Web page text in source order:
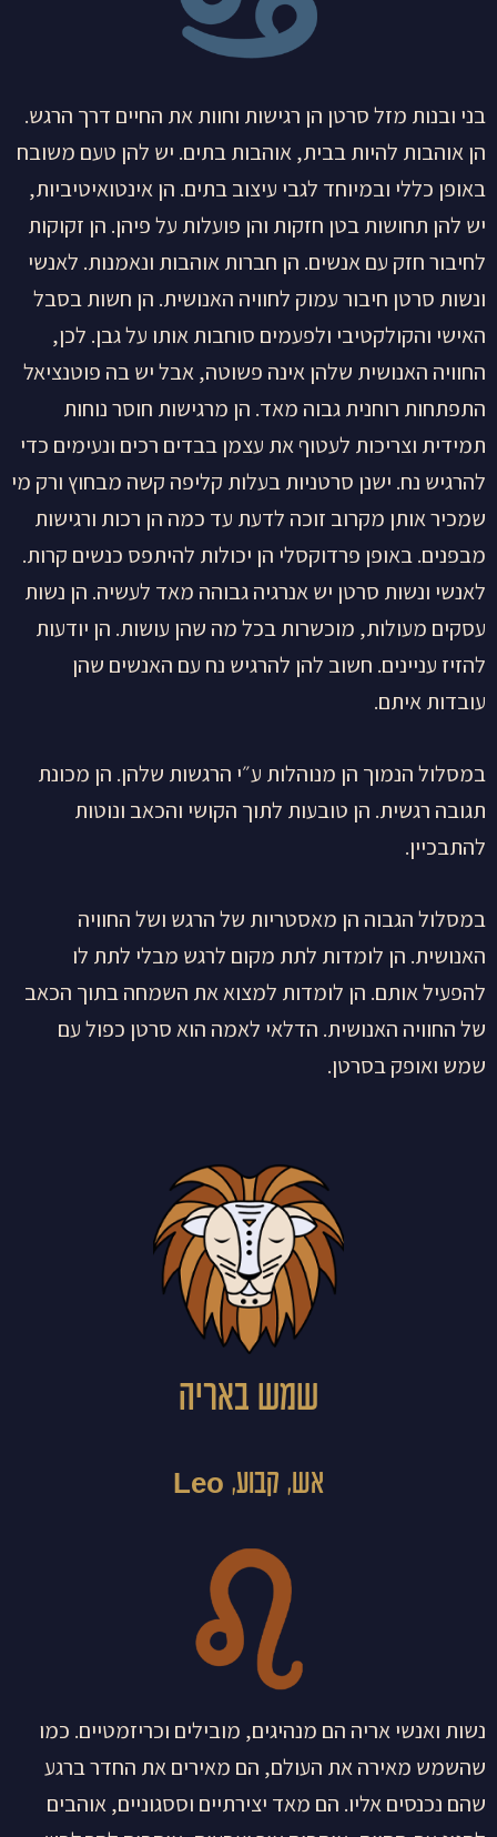
בני ובנות מזל סרטן הן רגישות וחוות את החיים דרך הרגש.
הן אוהבות להיות בבית, אוהבות בתים. יש להן טעם משובח
באופן כללי ובמיוחד לגבי עיצוב בתים. הן אינטואיטיביות,
יש להן תחושות בטן חזקות והן פועלות על פיהן. הן זקוקות
לחיבור חזק עם אנשים. הן חברות אוהבות ונאמנות. לאנשי
ונשות סרטן חיבור עמוק לחוויה האנושית. הן חשות בסבל
האישי והקולקטיבי ולפעמים סוחבות אותו על גבן. לכן,
החוויה האנושית שלהן אינה פשוטה, אבל יש בה פוטנציאל
התפתחות רוחנית גבוה מאד. הן מרגישות חוסר נוחות
תמידית וצריכות לעטוף את עצמן בבדים רכים ונעימים כדי
להרגיש נח. ישנן סרטניות בעלות קליפה קשה מבחוץ ורק מי
שמכיר אותן מקרוב זוכה לדעת עד כמה הן רכות ורגישות
מבפנים. באופן פרדוקסלי הן יכולות להיתפס כנשים קרות.
לאנשי ונשות סרטן יש אנרגיה גבוהה מאד לעשיה. הן נשות
עסקים מעולות, מוכשרות בכל מה שהן עושות. הן יודעות
להזיז עניינים. חשוב להן להרגיש נח עם האנשים שהן
עובדות איתם.
במסלול הנמוך הן מנוהלות ע״י הרגשות שלהן. הן מכונת
תגובה רגשית. הן טובעות לתוך הקושי והכאב ונוטות
להתבכיין.
במסלול הגבוה הן מאסטריות של הרגש ושל החוויה
האנושית. הן לומדות לתת מקום לרגש מבלי לתת לו
להפעיל אותם. הן לומדות למצוא את השמחה בתוך הכאב
של החוויה האנושית. הדלאי לאמה הוא סרטן כפול עם
שמש ואופק בסרטן.
שמש באריה
אש, קבוע, Leo
נשות ואנשי אריה הם מנהיגים, מובילים וכריזמטיים. כמו
שהשמש מאירה את העולם, הם מאירים את החדר ברגע
שהם נכנסים אליו. הם מאד יצירתיים וססגוניים, אוהבים